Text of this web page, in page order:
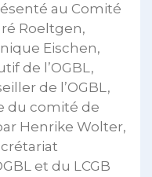
au Comité
Roeltgen,
Eischen,
de l’OGBL,
de l’OGBL,
du comité de
Henrike Wolter,
et du LCGB